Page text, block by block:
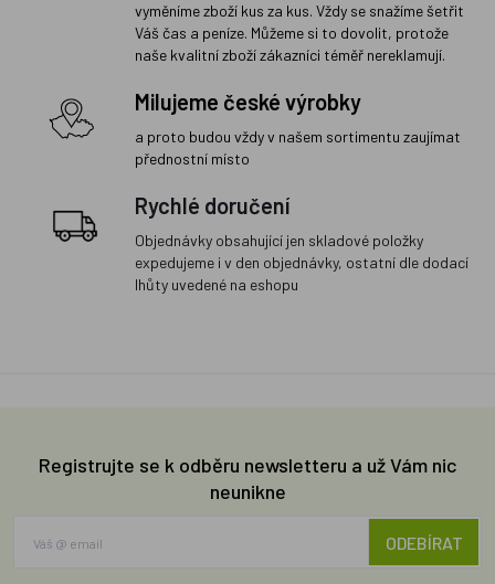
vyměníme zboží kus za kus. Vždy se snažíme šetřit
Váš čas a peníze. Můžeme si to dovolit, protože
naše kvalitní zboží zákazníci téměř nereklamují.
Milujeme české výrobky
a proto budou vždy v našem sortimentu zaujímat
přednostní místo
Rychlé doručení
Objednávky obsahující jen skladové položky
expedujeme i v den objednávky, ostatní dle dodací
lhůty uvedené na eshopu
Registrujte se k odběru newsletteru a už Vám nic
neunikne
ODEBÍRAT